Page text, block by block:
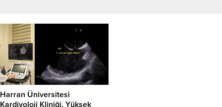
Harran Üniversitesi
Kardiyoloji Kliniği, Yüksek